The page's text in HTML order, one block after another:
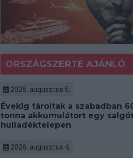
ORSZÁGSZERTE AJÁNLÓ
2026. augusztus 5.
Évekig tároltak a szabadban
tonna akkumulátort egy
hulladéktelepen
2026. augusztus 4.